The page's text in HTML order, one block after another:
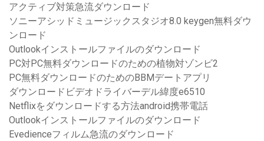
アクティブ対策急流ダウンロード
ソニーアシッドミュージックスタジオ8.0 keygen無料ダウ
ンロード
Outlookインストールファイルのダウンロード
PC対PC無料ダウンロードのための植物対ゾンビ2
PC無料ダウンロードのためのBBMデートアプリ
ダウンロードビデオドライバーデル緯度e6510
Netflixをダウンロードする方法android携帯電話
Outlookインストールファイルのダウンロード
Evedienceフィルム急流のダウンロード